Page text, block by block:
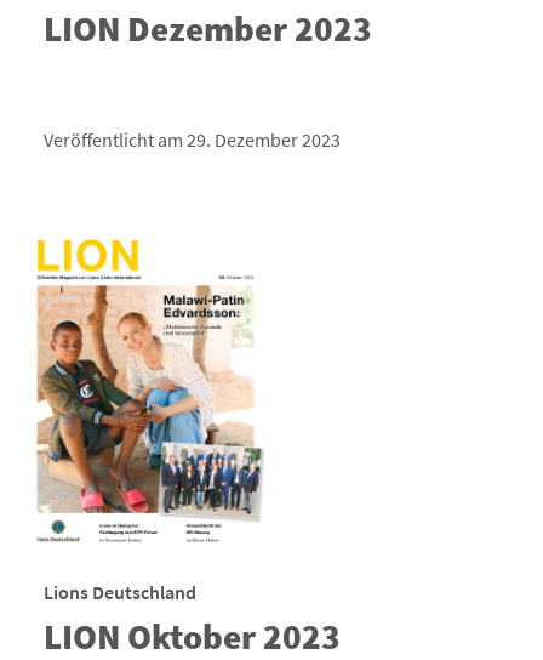
LION Dezember 2023
Veröffentlicht am 29. Dezember 2023
Lions Deutschland
LION Oktober 2023